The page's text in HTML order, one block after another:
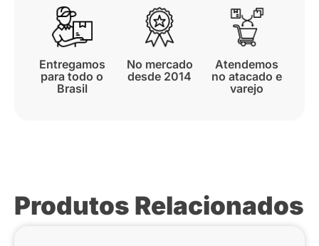
Entregamos
para todo o
Brasil
No mercado
desde 2014
Atendemos
no atacado e
varejo
Produtos Relacionados